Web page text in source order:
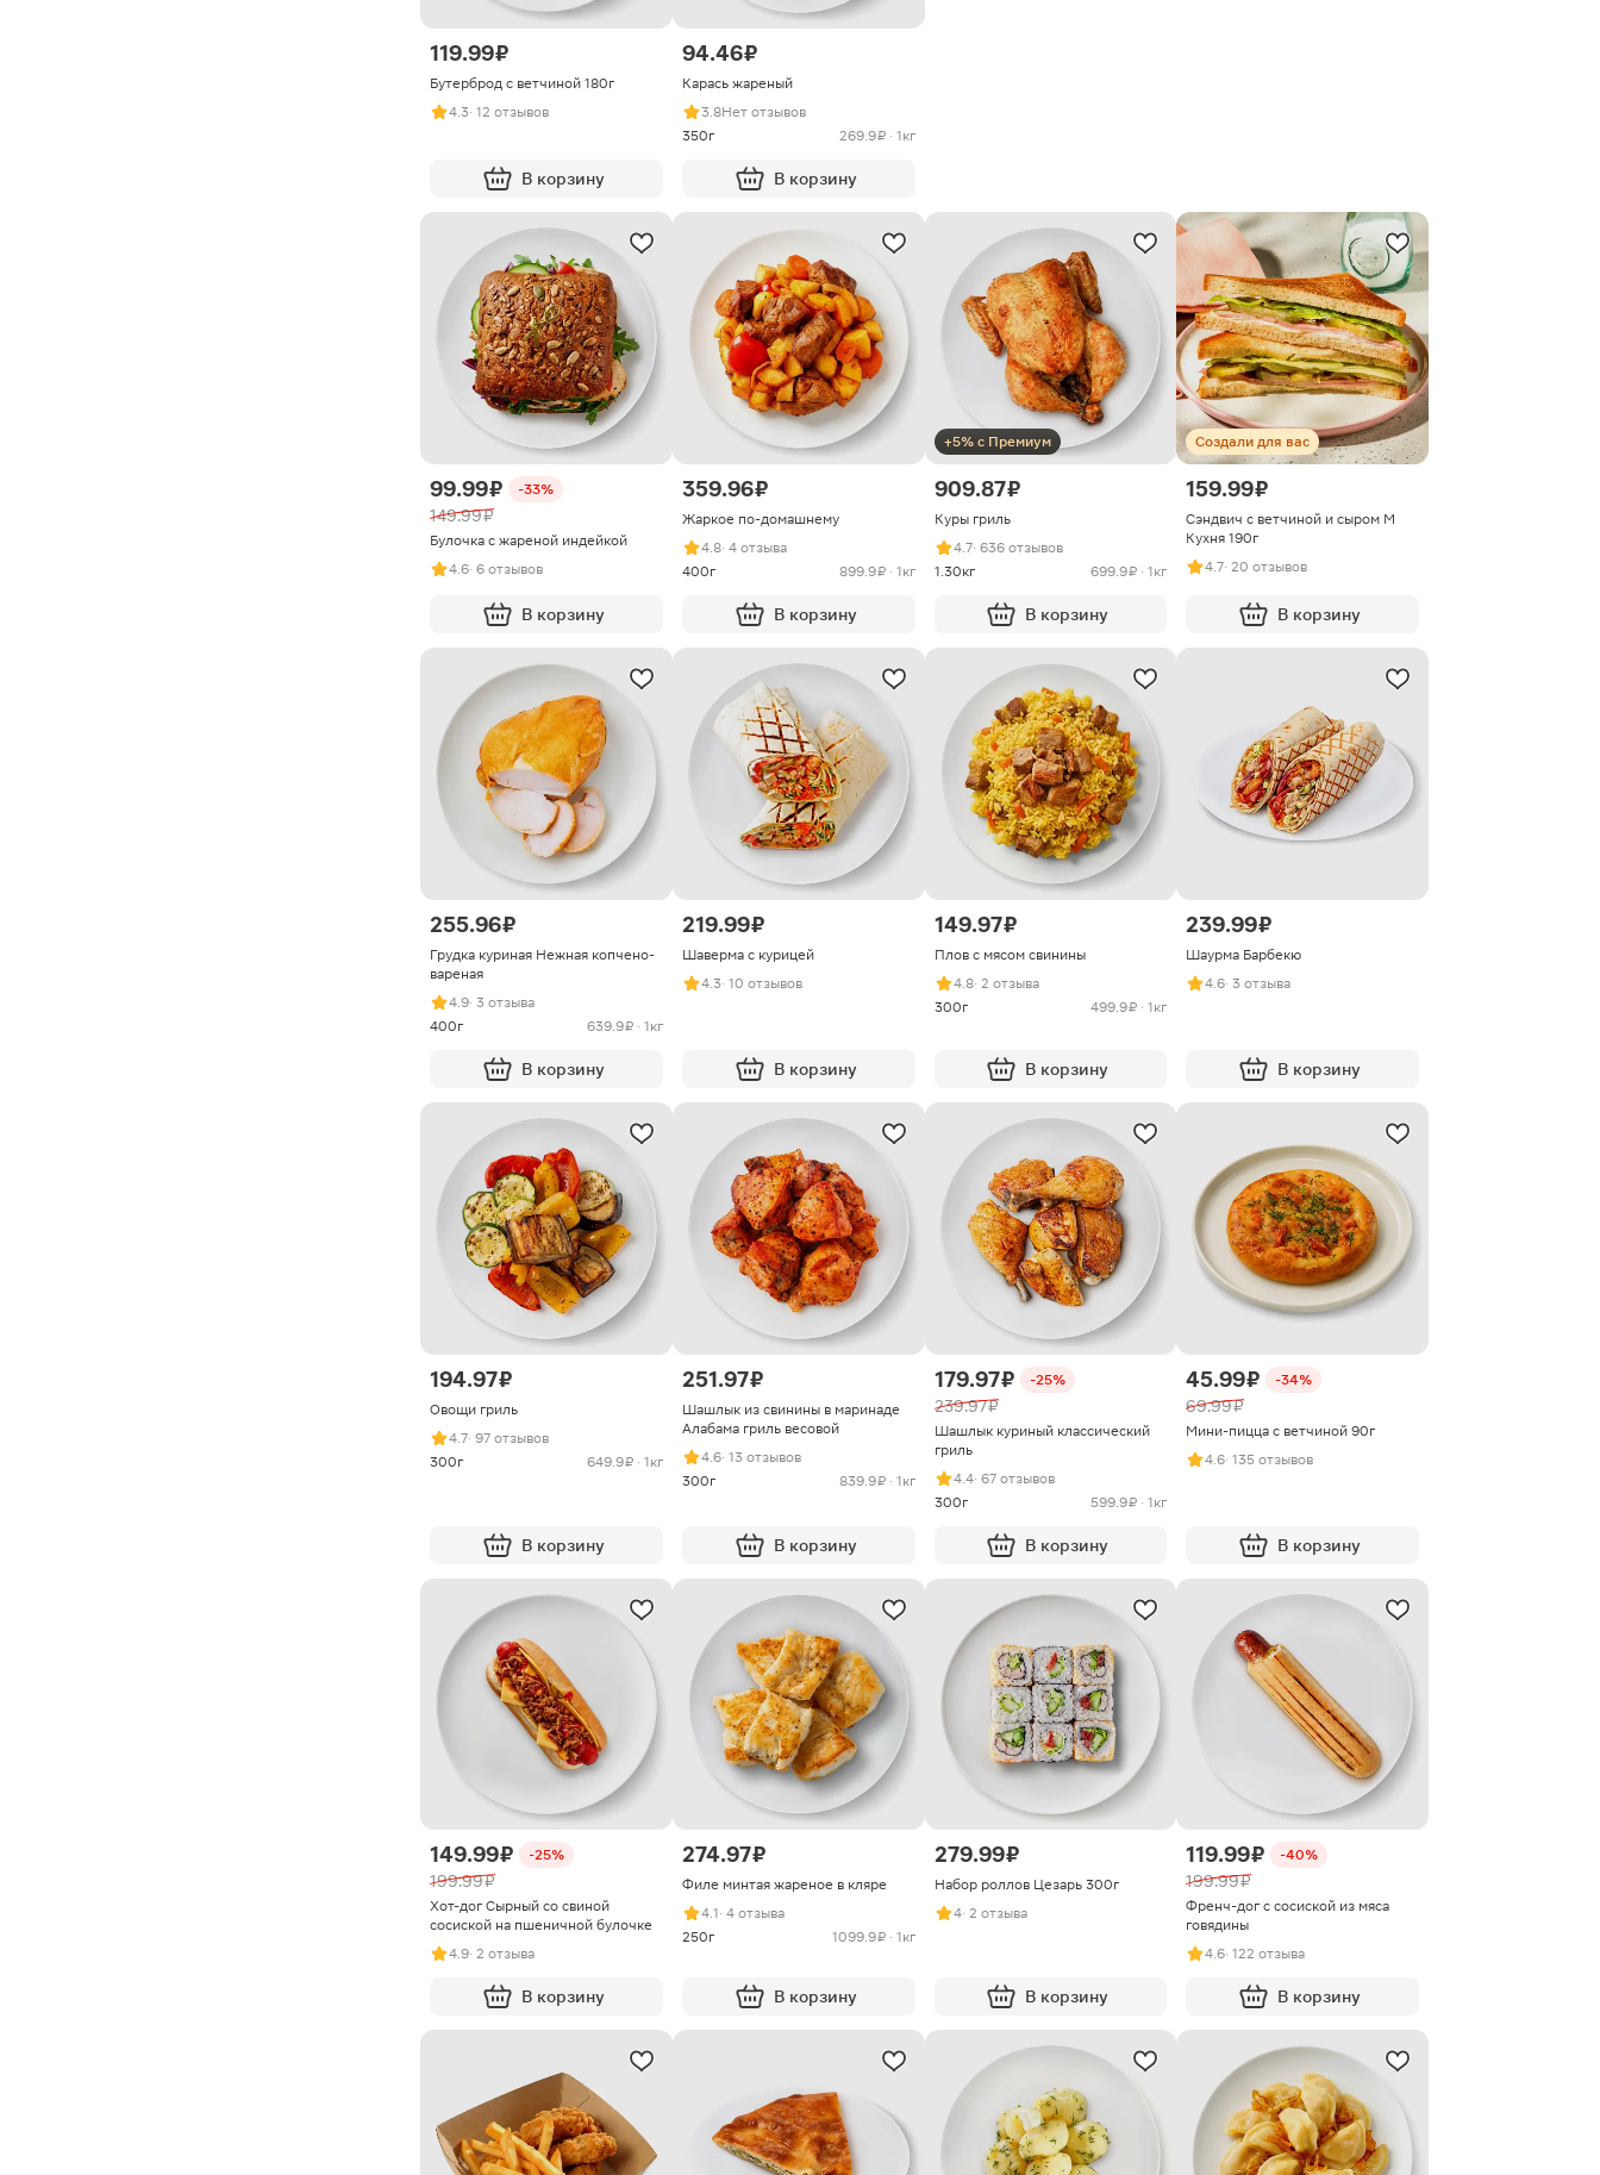
119.99 ₽
Бутерброд с ветчиной 180г
4.3· 12 отзывов
В корзину
94.46 ₽
Карась жареный
3.8Нет отзывов
350г
269.9 ₽ · 1кг
В корзину
99.99 ₽ -33%
149.99 ₽
Булочка с жареной индейкой
4.6· 6 отзывов
В корзину
359.96 ₽
Жаркое по-домашнему
4.8· 4 отзыва
400г
899.9 ₽ · 1кг
В корзину
+5% с Премиум
909.87 ₽
Куры гриль
4.7· 636 отзывов
1.30кг
699.9 ₽ · 1кг
В корзину
Создали для вас
159.99 ₽
Сэндвич с ветчиной и сыром М
Кухня 190г
4.7· 20 отзывов
В корзину
255.96 ₽
Грудка куриная Нежная копчено-
вареная
4.9· 3 отзыва
400г
639.9 ₽ · 1кг
В корзину
219.99 ₽
Шаверма с курицей
4.3· 10 отзывов
В корзину
149.97 ₽
Плов с мясом свинины
4.8· 2 отзыва
300г
499.9 ₽ · 1кг
В корзину
239.99 ₽
Шаурма Барбекю
4.6· 3 отзыва
В корзину
194.97 ₽
Овощи гриль
4.7· 97 отзывов
300г
649.9 ₽ · 1кг
В корзину
251.97 ₽
Шашлык из свинины в маринаде
Алабама гриль весовой
4.6· 13 отзывов
300г
839.9 ₽ · 1кг
В корзину
179.97 ₽ -25%
239.97 ₽
Шашлык куриный классический
гриль
4.4· 67 отзывов
300г
599.9 ₽ · 1кг
В корзину
45.99 ₽ -34%
69.99 ₽
Мини-пицца с ветчиной 90г
4.6· 135 отзывов
В корзину
149.99 ₽ -25%
199.99 ₽
Хот-дог Сырный со свиной
сосиской на пшеничной булочке
4.9· 2 отзыва
В корзину
274.97 ₽
Филе минтая жареное в кляре
4.1· 4 отзыва
250г
1099.9 ₽ · 1кг
В корзину
279.99 ₽
Набор роллов Цезарь 300г
4· 2 отзыва
В корзину
119.99 ₽ -40%
199.99 ₽
Френч-дог с сосиской из мяса
говядины
4.6· 122 отзыва
В корзину